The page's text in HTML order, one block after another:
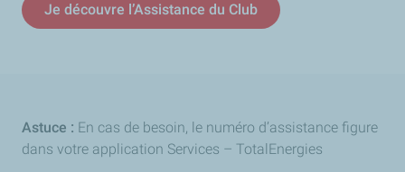
Je découvre l’Assistance du Club
Astuce : En cas de besoin, le numéro d’assistance figure
dans votre application Services – TotalEnergies